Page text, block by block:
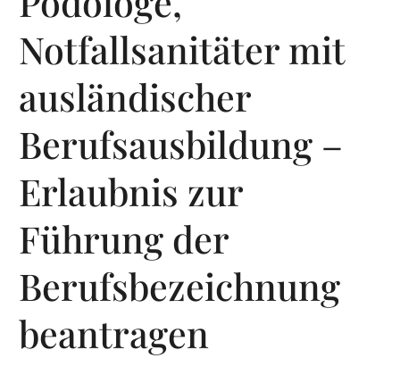
Notfallsanitäter mit
ausländischer
Berufsausbildung –
Erlaubnis zur
Führung der
Berufsbezeichnung
beantragen